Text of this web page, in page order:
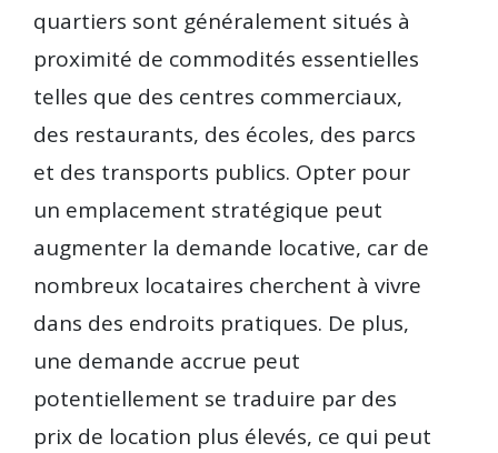
quartiers sont généralement situés à
proximité de commodités essentielles
telles que des centres commerciaux,
des restaurants, des écoles, des parcs
et des transports publics. Opter pour
un emplacement stratégique peut
augmenter la demande locative, car de
nombreux locataires cherchent à vivre
dans des endroits pratiques. De plus,
une demande accrue peut
potentiellement se traduire par des
prix de location plus élevés, ce qui peut